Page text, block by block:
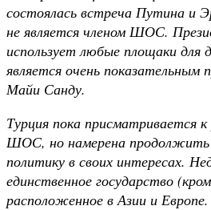
состоялась встреча Путина и
не является членом ШОС.
использует любые площаки для
является очень показательным
Майи Санду.
Турция пока присматривается
ШОС, но намерена продолжить
политику в своих интересах.
единственное государство
расположенное в Азии и Европе.